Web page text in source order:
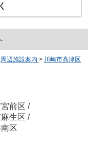
周辺施設案内 > 川崎市高津区
前区 /
生区 /
区